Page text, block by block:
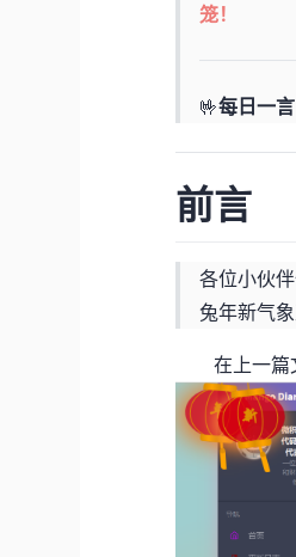
笼！
🤟每日一言
前言
各位小伙
兔年新气
在上一篇